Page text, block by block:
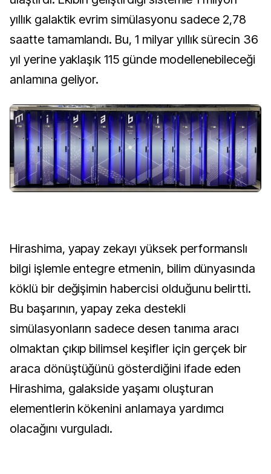
yıllık galaktik evrim simülasyonu sadece 2,78
saatte tamamlandı. Bu, 1 milyar yıllık sürecin 36
yıl yerine yaklaşık 115 günde modellenebileceği
anlamına geliyor.
Hirashima, yapay zekayı yüksek performanslı
bilgi işlemle entegre etmenin, bilim dünyasında
köklü bir değişimin habercisi olduğunu belirtti.
Bu başarının, yapay zeka destekli
simülasyonların sadece desen tanıma aracı
olmaktan çıkıp bilimsel keşifler için gerçek bir
araca dönüştüğünü gösterdiğini ifade eden
Hirashima, galakside yaşamı oluşturan
elementlerin kökenini anlamaya yardımcı
olacağını vurguladı.